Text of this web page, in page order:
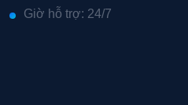
Giờ hỗ trợ: 24/7